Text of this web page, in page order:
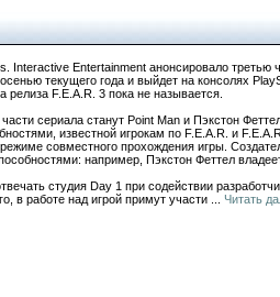
Interactive Entertainment анонсировало третью
текущего года и выйдет на консолях
релиза F.E.A.R. 3 пока не называется.
сериала станут Point Man и Пэкстон
известной игрокам по F.E.A.R. и
совместного прохождения игры.
например, Пэкстон Феттел
студия Day 1 при содействии
в работе над игрой примут участи
Читать